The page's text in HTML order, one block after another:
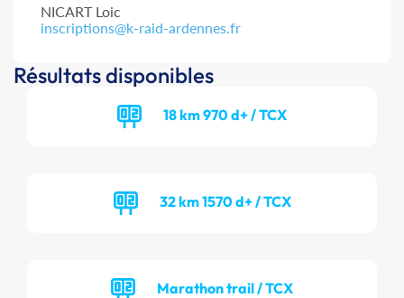
NICART Loic
inscriptions@k-raid-ardennes.fr
Résultats disponibles
18 km 970 d+ / TCX
32 km 1570 d+ / TCX
Marathon trail / TCX